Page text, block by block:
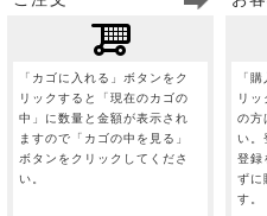
「カゴに入れる」ボタンをク
リックすると「現在のカゴの
中」に数量と金額が表示され
ますので「カゴの中を見る」
ボタンをクリックしてくださ
い。
「
リ
の方
い。
登録
ずに
す。